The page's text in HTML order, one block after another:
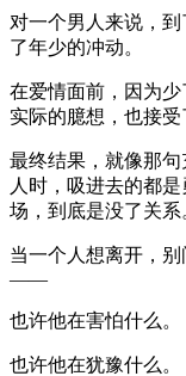
对一个男人来说，
了年少的冲动。
在爱情面前，因为
实际的臆想，也接受
最终结果，就像那
人时，吸进去的都
场，到底是没了关系
当一个人想离开，
——
也许他在害怕什么。
也许他在犹豫什么。